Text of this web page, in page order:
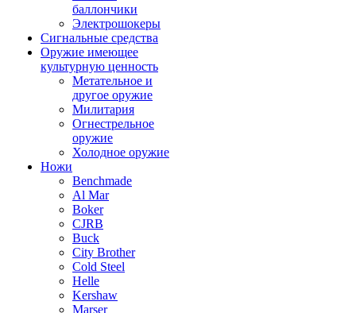
баллончики
Электрошокеры
Сигнальные средства
Оружие имеющее
культурную ценность
Метательное и
другое оружие
Милитария
Огнестрельное
оружие
Холодное оружие
Ножи
Benchmade
Al Mar
Boker
CJRB
Buck
City Brother
Cold Steel
Helle
Kershaw
Marser